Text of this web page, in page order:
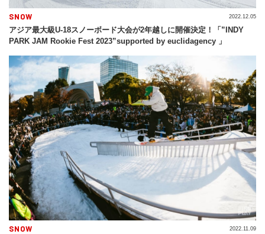
SNOW
アジア最大級U-18スノーボード大会が2年越しに開催決定！「”INDY
PARK JAM Rookie Fest 2023”supported by euclidagency 」
2022.12.05
SNOW 2022.11.09